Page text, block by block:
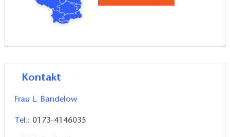
Kontakt
Frau L. Bandelow
Tel.: 0173-4146035